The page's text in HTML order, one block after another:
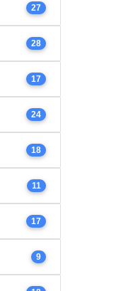
27
28
17
24
18
11
17
9